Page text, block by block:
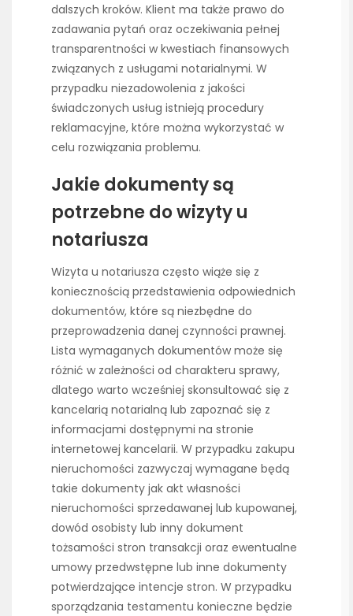
dalszych kroków. Klient ma także prawo do
zadawania pytań oraz oczekiwania pełnej
transparentności w kwestiach finansowych
związanych z usługami notarialnymi. W
przypadku niezadowolenia z jakości
świadczonych usług istnieją procedury
reklamacyjne, które można wykorzystać w
celu rozwiązania problemu.
Jakie dokumenty są
potrzebne do wizyty u
notariusza
Wizyta u notariusza często wiąże się z
koniecznością przedstawienia odpowiednich
dokumentów, które są niezbędne do
przeprowadzenia danej czynności prawnej.
Lista wymaganych dokumentów może się
różnić w zależności od charakteru sprawy,
dlatego warto wcześniej skonsultować się z
kancelarią notarialną lub zapoznać się z
informacjami dostępnymi na stronie
internetowej kancelarii. W przypadku zakupu
nieruchomości zazwyczaj wymagane będą
takie dokumenty jak akt własności
nieruchomości sprzedawanej lub kupowanej,
dowód osobisty lub inny dokument
tożsamości stron transakcji oraz ewentualne
umowy przedwstępne lub inne dokumenty
potwierdzające intencje stron. W przypadku
sporządzania testamentu konieczne będzie